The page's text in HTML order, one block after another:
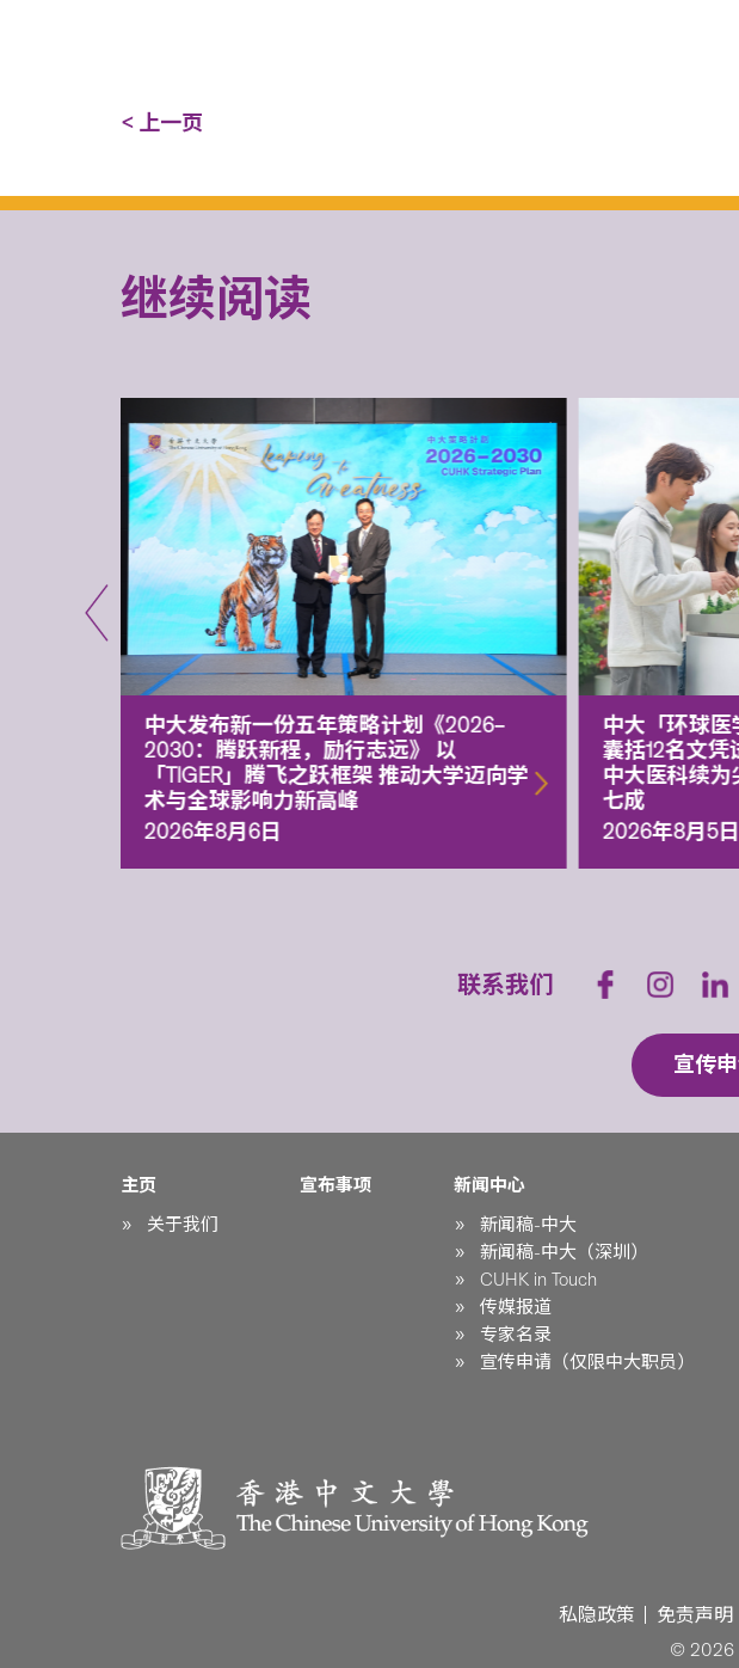
< 上一页
继续阅读
中大发布新一份五年策略计划《2026‒
2030：腾跃新程，励行志远》 以
「TIGER」腾飞之跃框架 推动大学迈向学
术与全球影响力新高峰
2026年8月6日
中大「环球医
囊括12名文
中大医科续
七成
2026年8月5日
联系我们
宣传
主页
关于我们
宣布事项
新闻中心
新闻稿-中大
新闻稿-中大（深圳）
CUHK in Touch
传媒报道
专家名录
宣传申请（仅限中大职员）
私隐政策 免责声明
© 2026